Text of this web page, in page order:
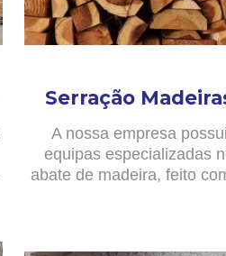
Serração
A nossa empresa
equipas especializadas
abate de madeira, feito